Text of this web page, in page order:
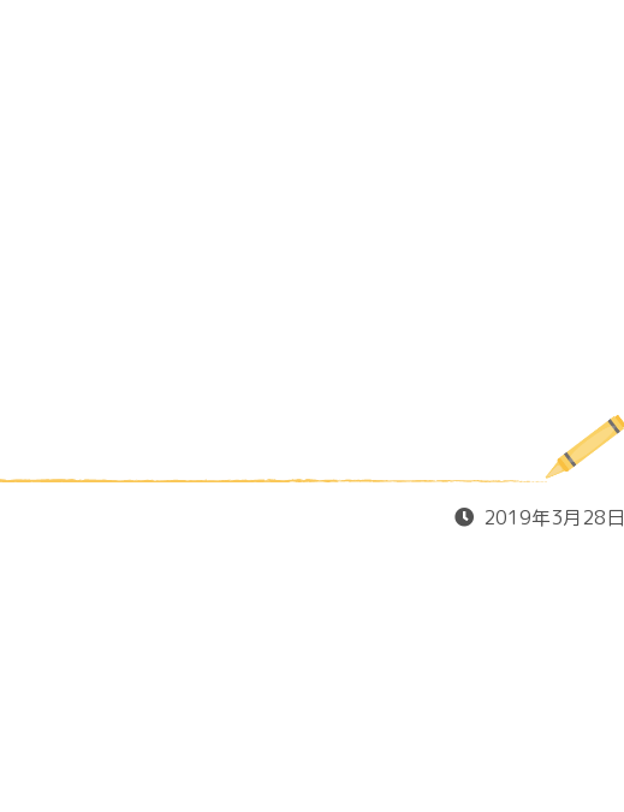
2019年3月28日